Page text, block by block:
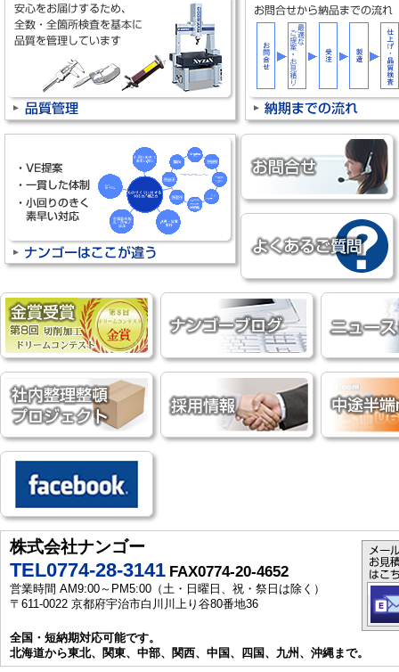
株式会社ナンゴー
TEL0774-28-3141 FAX0774-20-4652
営業時間 AM9:00～PM5:00（土・日曜日、祝・祭日は除く）
〒611-0022 京都府宇治市白川川上り谷80番地36
全国・短納期対応可能です。
北海道から東北、関東、中部、関西、中国、四国、九州、沖縄まで。